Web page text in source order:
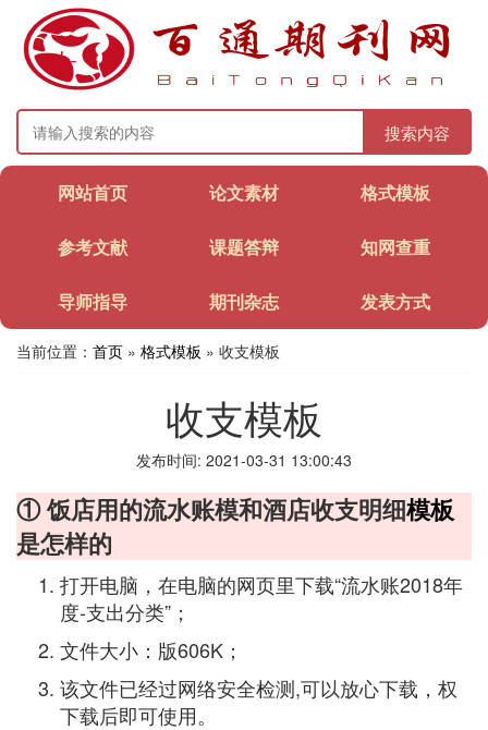
搜索内容
网站首页 论文素材 格式模板
参考文献 课题答辩 知网查重
导师指导 期刊杂志 发表方式
当前位置： 首页 » 格式模板 » 收支模板
收支模板
发布时间: 2021-03-31 13:00:43
① 饭店用的流水账模和酒店收支明细模板
是怎样的
打开电脑，在电脑的网页里下载“流水账2018年
度-支出分类”；
文件大小：版606K；
该文件已经过网络安全检测,可以放心下载，权
下载后即可使用。